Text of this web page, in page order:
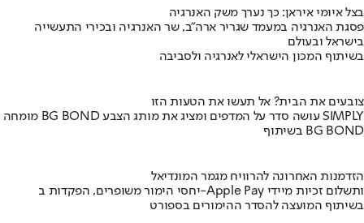
בצל איומי איראן: כך נערך משק האנרגיה
פסגת האנרגיה במעמד שגריר ארה"ב, שר האנרגיה ובכירי התעשייה
בישראל ובעולם
בשיתוף המכון הישראלי לאנרגיה ולסביבה
צובעים את הבית? אל תעשו את הטעות הזו
מומחה BG BOND עושה סדר על המדפים ומציג את מותג הצבע SIMPLY
בשיתוף BG BOND
הזדמנות האחרונה להרוויח מגמר המונדיאל
יחסי הימור משופרים, הפקדות ב-Apple Pay ותשלום זכיות מיידי
בשיתוף המועצה להסדר ההימורים בספורט